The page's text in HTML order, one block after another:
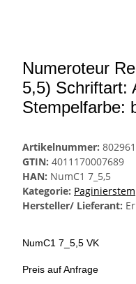
Numeroteur
5,5) Schriftart:
Stempelfarbe:
Artikelnummer:
GTIN: 4011170007689
HAN: NumC1 7_5,5
Kategorie:
Hersteller/ Lieferant:
NumC1 7_5,5 VK
Preis auf Anfrage